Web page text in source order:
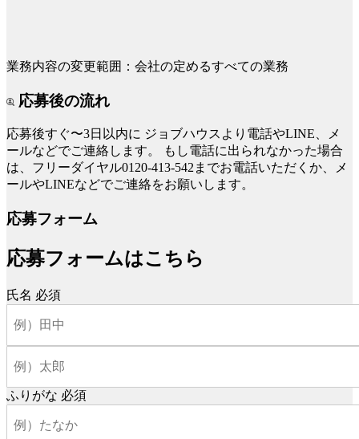
業務内容の変更範囲：会社の定めるすべての業務
応募後の流れ
応募後すぐ〜3日以内に ジョブハウスより電話やLINE、メ
ールなどでご連絡します。
もし電話に出られなかった場合
は、フリーダイヤル0120-413-542までお電話いただくか、メ
ールやLINEなどでご連絡をお願いします。
応募フォーム
応募フォームはこちら
氏名 必須
ふりがな 必須